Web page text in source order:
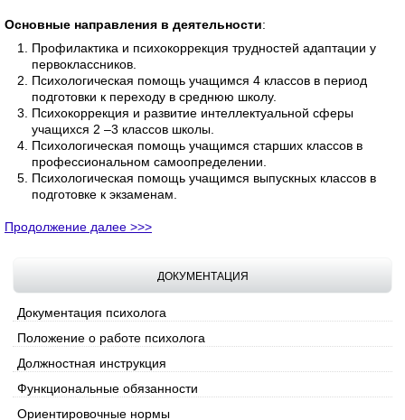
Основные направления в деятельности:
Профилактика и психокоррекция трудностей адаптации у
первоклассников.
Психологическая помощь учащимся 4 классов в период
подготовки к переходу в среднюю школу.
Психокоррекция и развитие интеллектуальной сферы
учащихся 2 –3 классов школы.
Психологическая помощь учащимся старших классов в
профессиональном самоопределении.
Психологическая помощь учащимся выпускных классов в
подготовке к экзаменам.
Продолжение дaлее >>>
ДОКУМЕНТАЦИЯ
Документация психолога
Положение о работе психолога
Должностная инструкция
Функциональные обязанности
Ориентировочные нормы